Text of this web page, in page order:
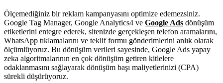
Ölçemediğiniz bir reklam kampanyasını optimize edemezsiniz.
Google Tag Manager, Google Analytics4 ve Google Ads dönüşüm
etiketlerini entegre ederek, sitenizde gerçekleşen telefon aramalarını,
WhatsApp tıklamalarını ve teklif formu gönderimlerini anlık olarak
ölçümlüyoruz. Bu dönüşüm verileri sayesinde, Google Ads yapay
zeka algoritmalarının en çok dönüşüm getiren kitlelere
odaklanmasını sağlayarak dönüşüm başı maliyetlerinizi (CPA)
sürekli düşürüyoruz.